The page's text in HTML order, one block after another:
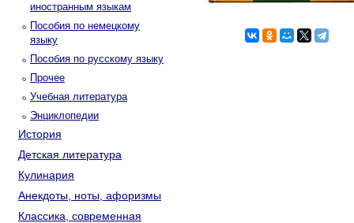
иностранным языкам
Пособия по немецкому
языку
Пособия по русскому языку
Прочее
Учебная литература
Энциклопедии
История
Детская литература
Кулинария
Анекдоты, ноты, афоризмы
Классика, современная